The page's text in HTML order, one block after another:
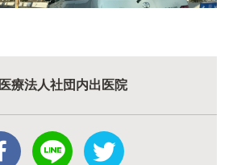
医療法人社団内出医院